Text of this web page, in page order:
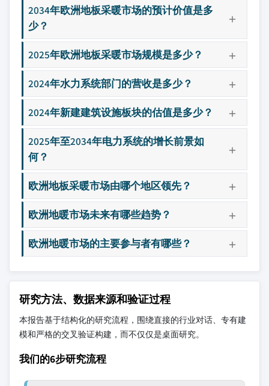
2034年欧洲地板采暖市场的预计价值是多
少？
2025年欧洲地板采暖市场规模是多少？
2024年水力系统部门的营收是多少？
2024年新建建筑设施板块的估值是多少？
2025年至2034年电力系统的增长前景如
何？
欧洲地板采暖市场由哪个地区领先？
欧洲地暖市场未来有哪些趋势？
欧洲地暖市场的主要参与者有哪些？
研究方法、数据来源和验证过程
本报告基于结构化的研究流程，围绕直接的行业对话、专有建
模和严格的交叉验证构建，而不仅仅是桌面研究。
我们的6步研究流程